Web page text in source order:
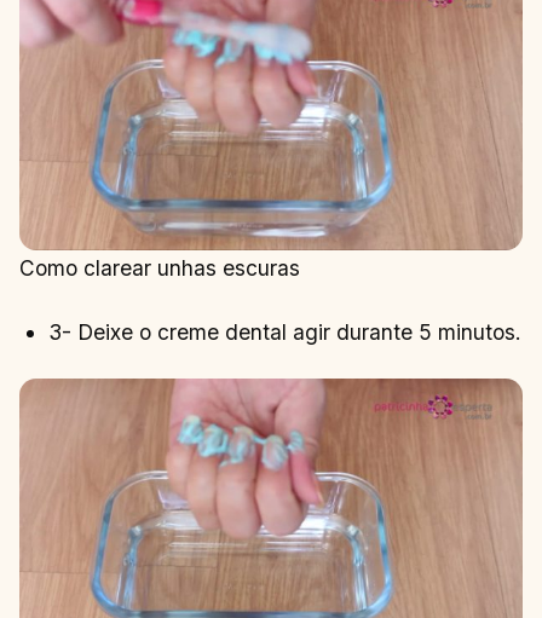
Como clarear unhas escuras
3- Deixe o creme dental agir durante 5 minutos.